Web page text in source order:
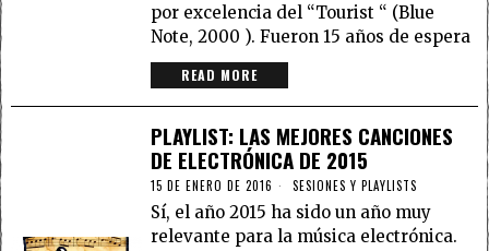
por excelencia del “Tourist “ (Blue
Note, 2000 ). Fueron 15 años de espera
READ MORE
PLAYLIST: LAS MEJORES CANCIONES
DE ELECTRÓNICA DE 2015
15 DE ENERO DE 2016 SESIONES Y PLAYLISTS
Sí, el año 2015 ha sido un año muy
relevante para la música electrónica.